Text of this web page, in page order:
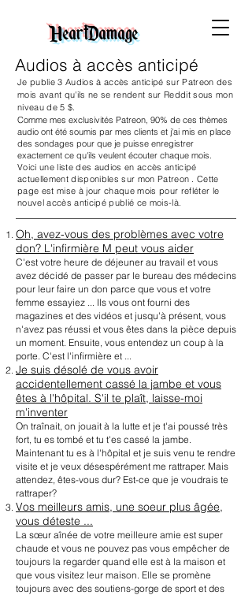
HeartDamage
Audios à accès anticipé
Je publie 3 Audios à accès anticipé sur Patreon des
mois avant qu'ils ne se rendent sur Reddit sous mon
niveau de 5 $.
Comme mes exclusivités Patreon, 90% de ces thèmes
audio ont été soumis par mes clients et j'ai mis en place
des sondages pour que je puisse enregistrer
exactement ce qu'ils veulent écouter chaque mois.
Voici une liste des audios en accès anticipé
actuellement disponibles sur mon Patreon . Cette
page est mise à jour chaque mois pour refléter le
nouvel accès anticipé publié ce mois-là.
Oh, avez-vous des problèmes avec votre
don? L'infirmière M peut vous aider
C'est votre heure de déjeuner au travail et vous
avez décidé de passer par le bureau des médecins
pour leur faire un don parce que vous et votre
femme essayiez ... Ils vous ont fourni des
magazines et des vidéos et jusqu'à présent, vous
n'avez pas réussi et vous êtes dans la pièce depuis
un moment. Ensuite, vous entendez un coup à la
porte. C'est l'infirmière et ...
Je suis désolé de vous avoir
accidentellement cassé la jambe et vous
êtes à l'hôpital. S'il te plaît, laisse-moi
m'inventer
On traînait, on jouait à la lutte et je t'ai poussé très
fort, tu es tombé et tu t'es cassé la jambe.
Maintenant tu es à l'hôpital et je suis venu te rendre
visite et je veux désespérément me rattraper. Mais
attendez, êtes-vous dur? Est-ce que je voudrais te
rattraper?
Vos meilleurs amis, une soeur plus âgée,
vous déteste ...
La sœur aînée de votre meilleure amie est super
chaude et vous ne pouvez pas vous empêcher de
toujours la regarder quand elle est à la maison et
que vous visitez leur maison. Elle se promène
toujours avec des soutiens-gorge de sport et des